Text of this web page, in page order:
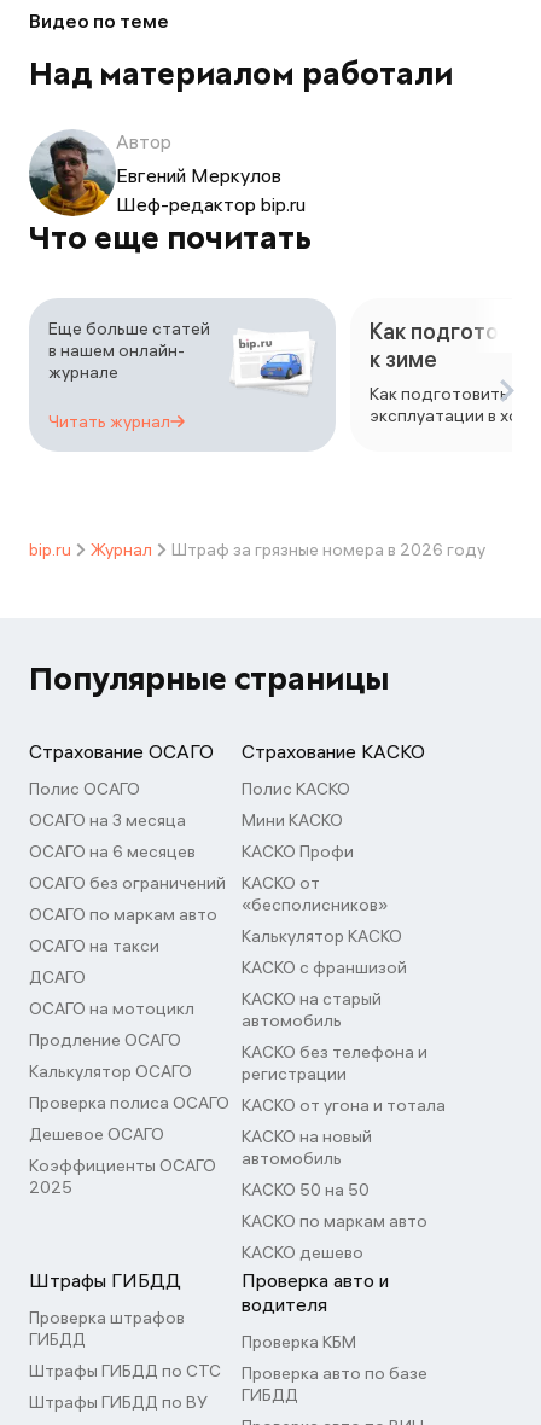
Видео по теме
Над материалом работали
Автор
Евгений Меркулов
Шеф-редактор bip.ru
Что еще почитать
Еще больше статей
в нашем онлайн-
журнале
Читать журнал
Как
к зиме
Как подготовить
эксплуатации в
bip.ru Журнал Штраф за грязные номера в 2026 году
Популярные страницы
Страхование ОСАГО
Полис ОСАГО
ОСАГО на 3 месяца
ОСАГО на 6 месяцев
ОСАГО без ограничений
ОСАГО по маркам авто
ОСАГО на такси
ДСАГО
ОСАГО на мотоцикл
Продление ОСАГО
Калькулятор ОСАГО
Проверка полиса ОСАГО
Дешевое ОСАГО
Коэффициенты ОСАГО
2025
Страхование КАСКО
Полис КАСКО
Мини КАСКО
КАСКО Профи
КАСКО от
«бесполисников»
Калькулятор КАСКО
КАСКО с франшизой
КАСКО на старый
автомобиль
КАСКО без телефона и
регистрации
КАСКО от угона и тотала
КАСКО на новый
автомобиль
КАСКО 50 на 50
КАСКО по маркам авто
КАСКО дешево
Штрафы ГИБДД
Проверка штрафов
ГИБДД
Штрафы ГИБДД по СТС
Штрафы ГИБДД по ВУ
Проверка авто и
водителя
Проверка КБМ
Проверка авто по базе
ГИБДД